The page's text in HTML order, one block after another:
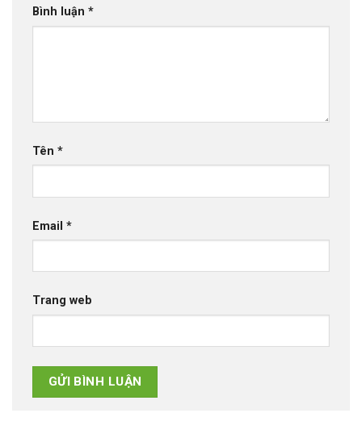
Bình luận *
Tên *
Email *
Trang web